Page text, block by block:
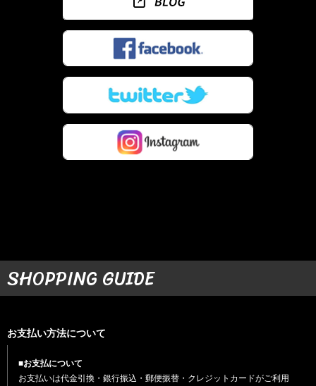
SHOPPING GUIDE
お支払い方法について
■お支払について
お支払いは代金引換・銀行振込・郵便振替・クレジットカードがご利用